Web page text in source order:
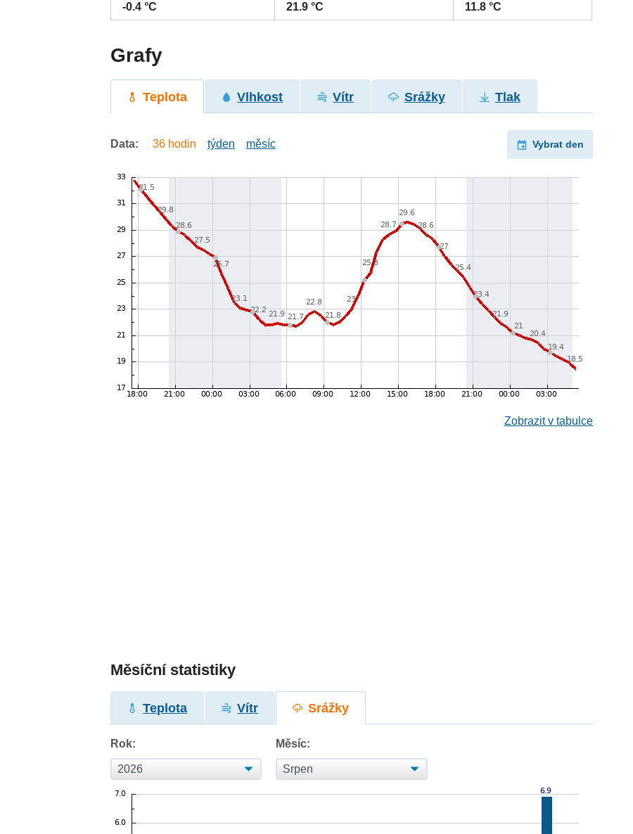
-0.4 °C 21.9 °C 11.8 °C
Grafy
Teplota Vlhkost Vítr Srážky Tlak
Data: 36 hodin týden měsíc Vybrat den
Zobrazit v tabulce
Měsíční statistiky
Teplota Vítr Srážky
Rok: Měsíc: